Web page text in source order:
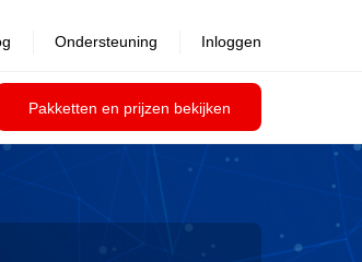
Pakketten en prijzen bekijken
Ondersteuning Inloggen